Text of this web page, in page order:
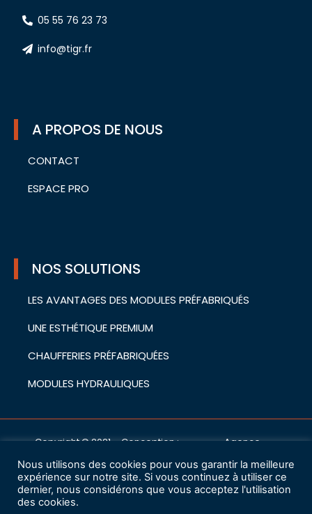
05 55 76 23 73
info@tigr.fr
A PROPOS DE NOUS
CONTACT
ESPACE PRO
NOS SOLUTIONS
LES AVANTAGES DES MODULES PRÉFABRIQUÉS
UNE ESTHÉTIQUE PREMIUM
CHAUFFERIES PRÉFABRIQUÉES
MODULES HYDRAULIQUES
Copyright © 2021 – Conception : Agencecwa
Mentions légales
Charte de protection des données à caractère personnel
Nous utilisons des cookies pour vous garantir la meilleure
expérience sur notre site. Si vous continuez à utiliser ce
dernier, nous considérons que vous acceptez l'utilisation
des cookies.